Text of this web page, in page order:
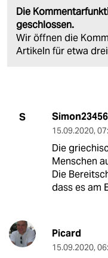
Die
geschlossen.
Wir öffnen die
Artikeln für etwa
S Simon23456
15.09.2020,
Die
Menschen
Die
dass es am
Picard
15.09.2020,